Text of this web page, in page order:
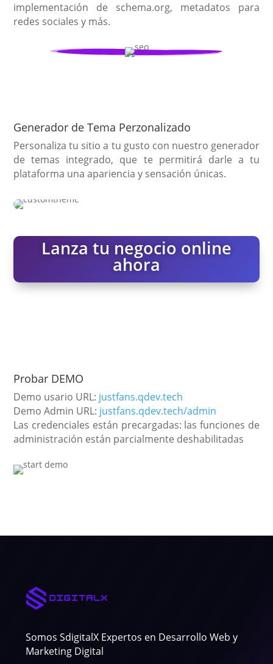
implementación de schema.org, metadatos para
redes sociales y más.
Generador de Tema Perzonalizado
Personaliza tu sitio a tu gusto con nuestro generador
de temas integrado, que te permitirá darle a tu
plataforma una apariencia y sensación únicas.
Lanza tu negocio online
ahora
Probar DEMO
Demo usario URL: justfans.qdev.tech
Demo Admin URL: justfans.qdev.tech/admin
Las credenciales están precargadas: las funciones de
administración están parcialmente deshabilitadas
Somos SdigitalX Expertos en Desarrollo Web y
Marketing Digital